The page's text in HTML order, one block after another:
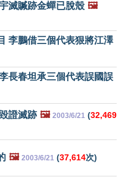
滅贓跡金蟬已脫殼 🖼️
李鵬借三個代表狠將江澤
長春坦承三個代表誤國誤
證滅跡 🖼️ 2003/6/21 (32,469
🖼️ 2003/6/21 (37,614次)